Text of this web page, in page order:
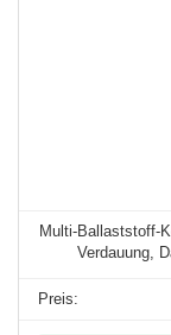
Multi-Ballaststoff-
Verdauung,